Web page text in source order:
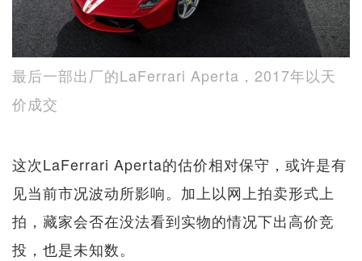
最后一部出厂的LaFerrari Aperta，2017年以天
价成交
这次LaFerrari Aperta的估价相对保守，或许是有
见当前市况波动所影响。加上以网上拍卖形式上
拍，藏家会否在没法看到实物的情况下出高价竞
投，也是未知数。